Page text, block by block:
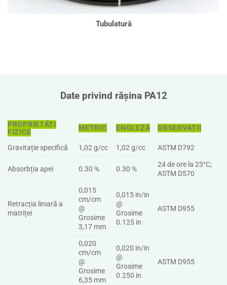
Tubulatură
Date privind rășina PA12
PROPRIETĂȚI
FIZICE
METRIC ENGLEZĂ OBSERVAȚII
Gravitație specifică 1,02 g/cc 1,02 g/cc ASTM D792
Absorbția apei 0.30 % 0.30 %
24 de ore la 23°C;
ASTM D570
Retracția liniară a
matriței
0,015
cm/cm
@
Grosime
3,17 mm
0,015 in/in
@
Grosime
0.125 in
ASTM D955
0,020
cm/cm
@
Grosime
6,35 mm
0,020 in/in
@
Grosime
0.250 in
ASTM D955